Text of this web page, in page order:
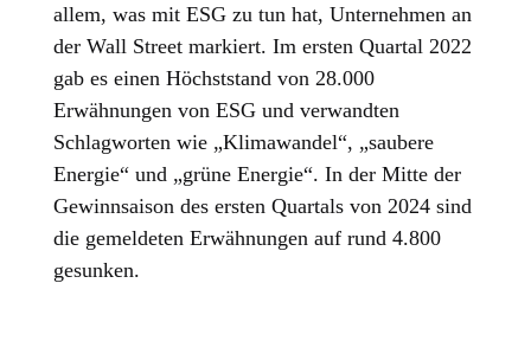
allem, was mit ESG zu tun hat, Unternehmen an
der Wall Street markiert. Im ersten Quartal 2022
gab es einen Höchststand von 28.000
Erwähnungen von ESG und verwandten
Schlagworten wie „Klimawandel“, „saubere
Energie“ und „grüne Energie“. In der Mitte der
Gewinnsaison des ersten Quartals von 2024 sind
die gemeldeten Erwähnungen auf rund 4.800
gesunken.